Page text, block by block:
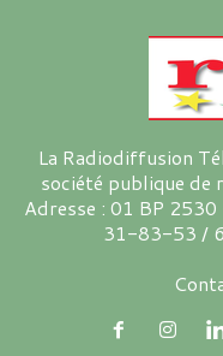
La Radiodiffusion
société publique de
Adresse : 01 BP
31-83-53 /